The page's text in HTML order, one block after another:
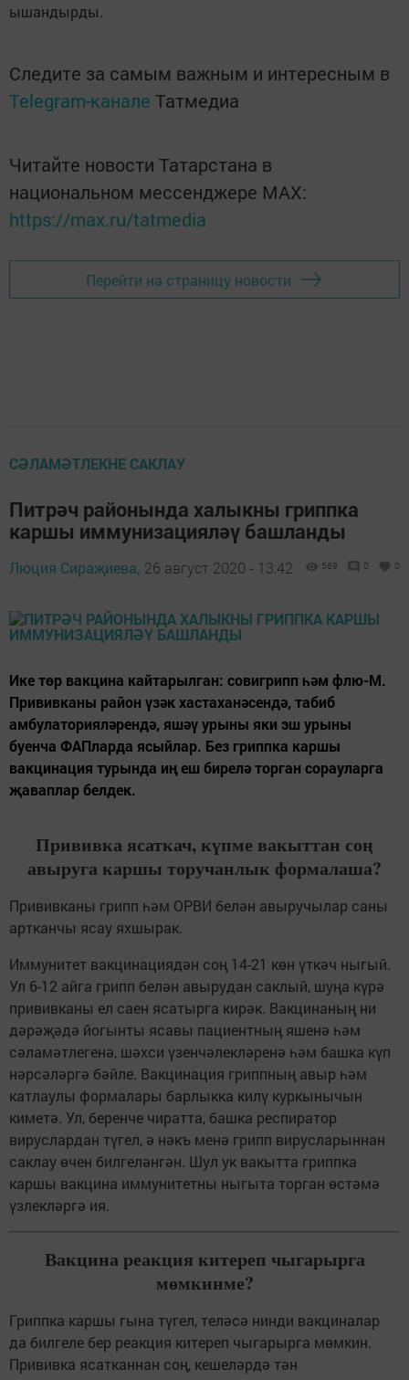
ышандырды.
Следите за самым важным и интересным в
Telegram-канале Татмедиа
Читайте новости Татарстана в
национальном мессенджере MАХ:
https://max.ru/tatmedia
Перейти на страницу новости
СӘЛАМӘТЛЕКНЕ САКЛАУ
Питрәч районында халыкны гриппка
каршы иммунизацияләү башланды
Люция Сираҗиева, 26 август 2020 - 13:42 569 0 0
Ике төр вакцина кайтарылган: совигрипп һәм флю-М.
Прививканы район үзәк хастаханәсендә, табиб
амбулаторияләрендә, яшәү урыны яки эш урыны
буенча ФАПларда ясыйлар. Без гриппка каршы
вакцинация турында иң еш бирелә торган сорауларга
җаваплар белдек.
Прививка ясаткач, күпме вакыттан соң
авыруга каршы торучанлык формалаша?
Прививканы грипп һәм ОРВИ белән авыручылар саны
артканчы ясау яхшырак.
Иммунитет вакцинациядән соң 14-21 көн үткәч ныгый.
Ул 6-12 айга грипп белән авырудан саклый, шуңа күрә
прививканы ел саен ясатырга кирәк. Вакцинаның ни
дәрәҗәдә йогынты ясавы пациентның яшенә һәм
сәламәтлегенә, шәхси үзенчәлекләренә һәм башка күп
нәрсәләргә бәйле. Вакцинация гриппның авыр һәм
катлаулы формалары барлыкка килү куркынычын
киметә. Ул, беренче чиратта, башка респиратор
вируслардан түгел, ә нәкъ менә грипп вирусларыннан
саклау өчен билгеләнгән. Шул ук вакытта гриппка
каршы вакцина иммунитетны ныгыта торган өстәмә
үзлекләргә ия.
Вакцина реакция китереп чыгарырга
мөмкинме?
Гриппка каршы гына түгел, теләсә нинди вакциналар
да билгеле бер реакция китереп чыгарырга мөмкин.
Прививка ясатканнан соң, кешеләрдә тән